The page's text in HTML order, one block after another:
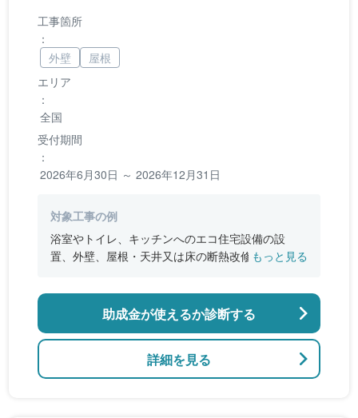
エリア
：
全国
受付期間
：
2026年6月30日 ～ 2026年12月31日
工事箇所
：
外壁
屋根
対象工事の例
浴室やトイレ、キッチンへのエコ住宅設備の設
置、外壁、屋根・天井又は床の断熱改修、窓やド
のバリアフリー改修
もっと見る
詳細を見る
助成金が使えるか診断する